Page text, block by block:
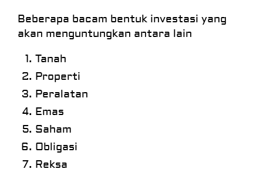
Beberapa bacam bentuk investasi yang
akan menguntungkan antara lain
Tanah
Properti
Peralatan
Emas
Saham
Obligasi
Reksa